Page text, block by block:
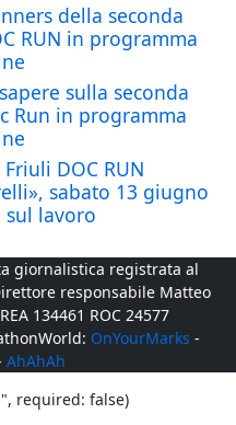
della seconda
RUN in programma
sulla seconda
Run in programma
DOC RUN
sabato 13 giugno
sul lavoro
giornalistica registrata al
responsabile Matteo
134461 ROC 24577
OnYourMarks -
AhAhAh
required: false)